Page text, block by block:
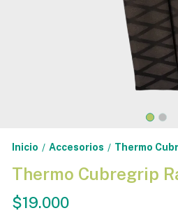
Inicio / Accesorios / Thermo
Thermo Cubregrip
$19.000